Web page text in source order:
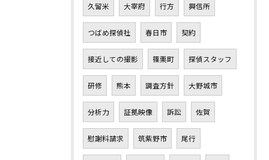
久留米 大宰府 行方 興信所
つばめ探偵社 春日市 契約
接近しての撮影 篠栗町 探偵スタッフ
研修 熊本 調査方針 大野城市
分析力 証拠映像 訴訟 佐賀
慰謝料請求 筑紫野市 尾行